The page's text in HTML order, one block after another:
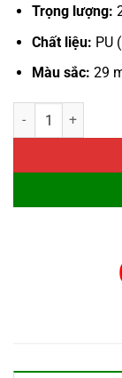
Trọng lượng:
Chất liệu: PU
Màu sắc: 29
Tấm PU Vân Đá